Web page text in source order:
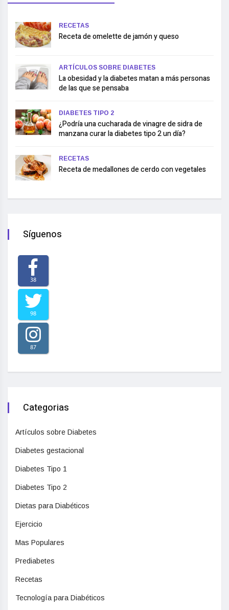
RECETAS
Receta de omelette de jamón y queso
ARTÍCULOS SOBRE DIABETES
La obesidad y la diabetes matan a más personas
de las que se pensaba
DIABETES TIPO 2
¿Podría una cucharada de vinagre de sidra de
manzana curar la diabetes tipo 2 un día?
RECETAS
Receta de medallones de cerdo con vegetales
Síguenos
38
98
87
Categorias
Artículos sobre Diabetes
Diabetes gestacional
Diabetes Tipo 1
Diabetes Tipo 2
Dietas para Diabéticos
Ejercicio
Mas Populares
Prediabetes
Recetas
Tecnología para Diabéticos